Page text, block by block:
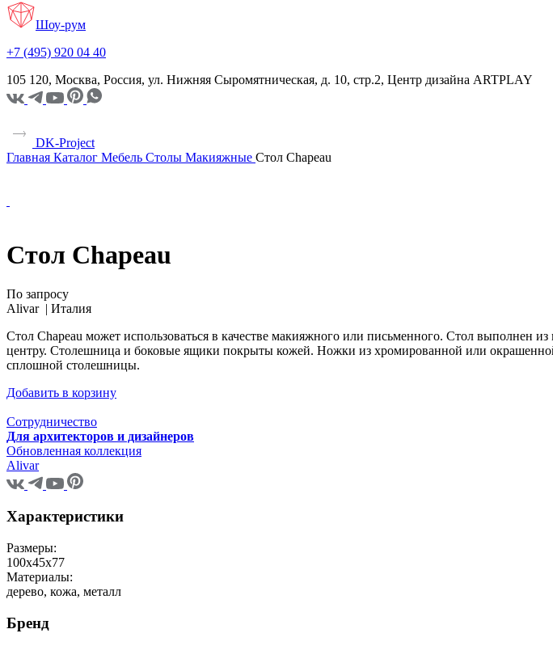
Шоу-рум
+7 (495) 920 04 40
105 120, Москва, Россия, ул. Нижняя Сыромятническая, д. 10, стр.2, Центр дизайна ARTPLAY
DK-Project
Главная Каталог Мебель Столы Макияжные Стол Chapeau
Стол Chapeau
По запросу
Alivar | Италия
Стол Chapeau может использоваться в качестве макияжного или письменного. Стол выполнен
центру. Столешница и боковые ящики покрыты кожей. Ножки из хромированной или
сплошной столешницы.
Добавить в корзину
Сотрудничество
Для архитекторов и дизайнеров
Обновленная коллекция
Alivar
Характеристики
Размеры:
100х45х77
Материалы:
дерево, кожа, металл
Бренд